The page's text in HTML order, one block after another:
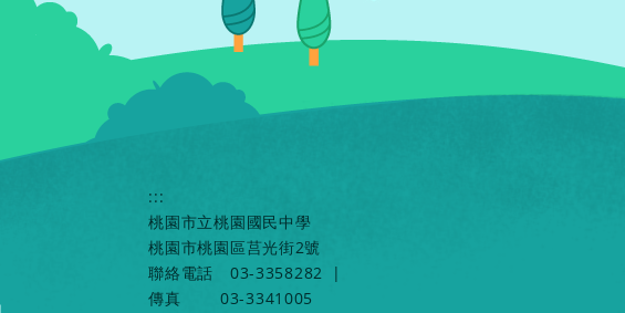
:::
桃園市立桃園國民中學
桃園市桃園區莒光街2號
聯絡電話
03-3358282
|
傳真
03-3341005